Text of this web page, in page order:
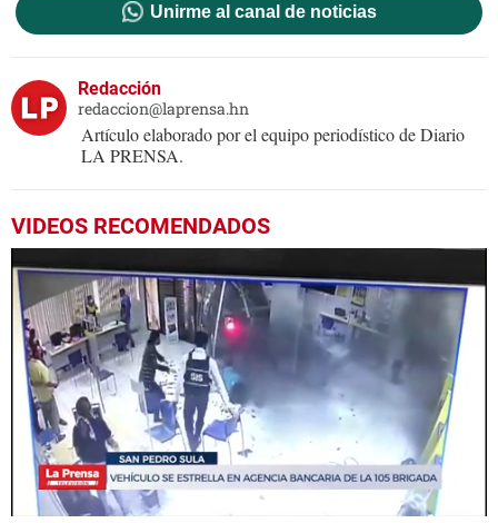
Unirme al canal de noticias
Redacción
redaccion@laprensa.hn
Artículo elaborado por el equipo periodístico de Diario
LA PRENSA.
VIDEOS RECOMENDADOS